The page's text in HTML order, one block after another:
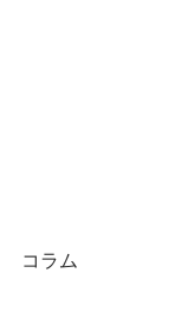
コラム